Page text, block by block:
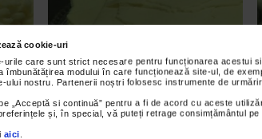
cookie-uri
urile care sunt strict necesare pentru funcționarea acestui
îmbunătățirea modului în care funcționează site-ul, de
ului nostru. Partenerii noștri folosesc instrumente de
„Acceptă si continuă” pentru a fi de acord cu aceste
și, în special, vă puteți retrage consimțământul
aici